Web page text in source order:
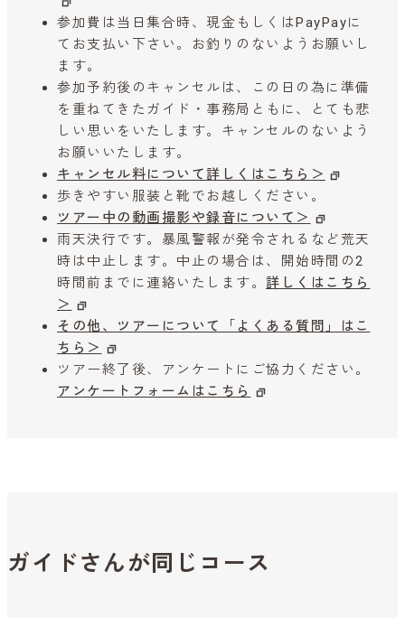
参加費は当日集合時、現金もしくはPayPayに
てお支払い下さい。お釣りのないようお願いし
ます。
参加予約後のキャンセルは、この日の為に準備
を重ねてきたガイド・事務局ともに、とても悲
しい思いをいたします。キャンセルのないよう
お願いいたします。
キャンセル料について詳しくはこちら＞
歩きやすい服装と靴でお越しください。
ツアー中の動画撮影や録音について＞
雨天決行です。暴風警報が発令されるなど荒天
時は中止します。中止の場合は、開始時間の2
時間前までに連絡いたします。 詳しくはこちら
＞
その他、ツアーについて「よくある質問」はこ
ちら＞
ツアー終了後、アンケートにご協力ください。
アンケートフォームはこちら
ガイドさんが同じコース